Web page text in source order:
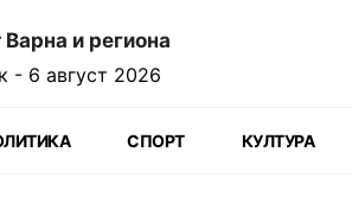
и региона
- 6 август 2026
СПОРТ КУЛТУРА